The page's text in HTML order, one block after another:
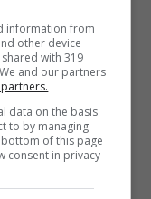
League.
information from
other device
with 319
and our partners
data on the basis
to by managing
of this page
consent in privacy